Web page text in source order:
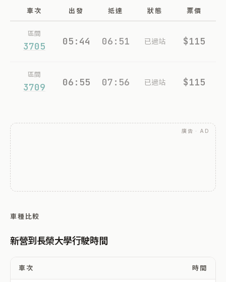
車次 出發 抵達 狀態 票價
區間
3705 05:44 06:51 已過站 $115
區間
3709 06:55 07:56 已過站 $115
廣告 · AD
車種比較
新營到長榮大學行駛時間
車次 時間